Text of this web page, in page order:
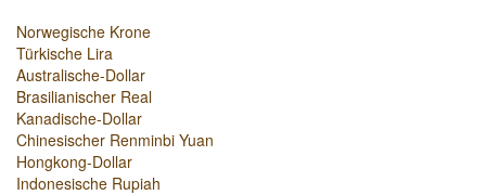
Norwegische Krone
Türkische Lira
Australische-Dollar
Brasilianischer Real
Kanadische-Dollar
Chinesischer Renminbi Yuan
Hongkong-Dollar
Indonesische Rupiah